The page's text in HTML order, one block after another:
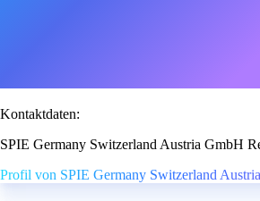
Kontaktdaten:
SPIE Germany Switzerland Austria GmbH
Profil von SPIE Germany Switzerland